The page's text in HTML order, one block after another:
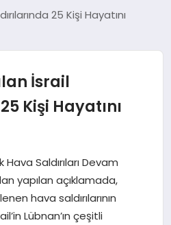
25 Kişi Hayatını
İsrail
Kişi Hayatını
Hava Saldırıları Devam
yapılan açıklamada,
hava saldırılarının
Lübnan’ın çeşitli